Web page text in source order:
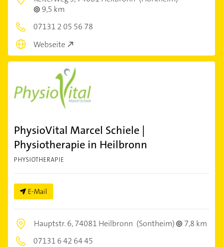
9,5 km
07131 2 05 56 78
Webseite
PhysioVital Marcel Schiele |
Physiotherapie in Heilbronn
PHYSIOTHERAPIE
E-Mail
Hauptstr. 6,74081 Heilbronn (Sontheim)
7,8 km
07131 6 42 64 45